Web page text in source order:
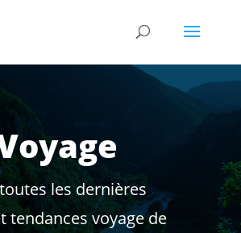
les dernières
tendances voyage de